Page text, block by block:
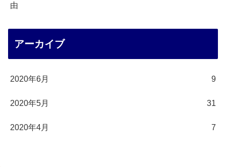
由
アーカイブ
2020年6月 9
2020年5月 31
2020年4月 7